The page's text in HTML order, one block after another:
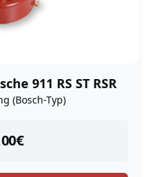
911 RS ST RSR
(Bosch-Typ)
€